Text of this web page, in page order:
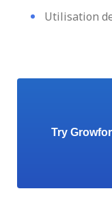
Utilisation
Try